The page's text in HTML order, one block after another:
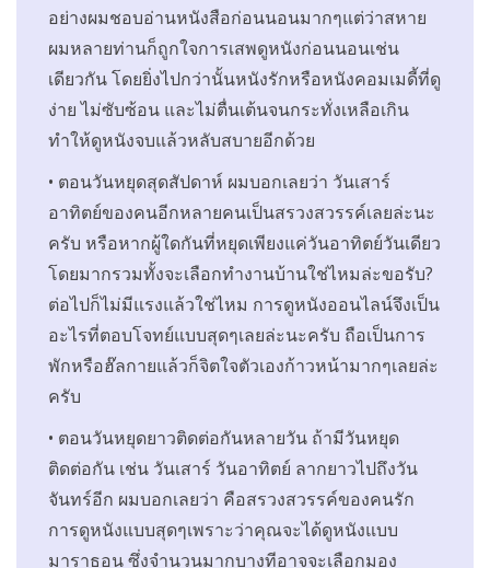
อย่างผมชอบอ่านหนังสือก่อนนอนมากๆแต่ว่าสหาย
ผมหลายท่านก็ถูกใจการเสพดูหนังก่อนนอนเช่น
เดียวกัน โดยยิ่งไปกว่านั้นหนังรักหรือหนังคอมเมดี้ที่ดู
ง่าย ไม่ซับซ้อน และไม่ตื่นเต้นจนกระทั่งเหลือเกิน
ทำให้ดูหนังจบแล้วหลับสบายอีกด้วย
• ตอนวันหยุดสุดสัปดาห์ ผมบอกเลยว่า วันเสาร์
อาทิตย์ของคนอีกหลายคนเป็นสรวงสวรรค์เลยล่ะนะ
ครับ หรือหากผู้ใดกันที่หยุดเพียงแค่วันอาทิตย์วันเดียว
โดยมากรวมทั้งจะเลือกทำงานบ้านใช่ไหมล่ะขอรับ?
ต่อไปก็ไม่มีแรงแล้วใช่ไหม การดูหนังออนไลน์จึงเป็น
อะไรที่ตอบโจทย์แบบสุดๆเลยล่ะนะครับ ถือเป็นการ
พักหรือฮ๊ลกายแล้วก็จิตใจตัวเองก้าวหน้ามากๆเลยล่ะ
ครับ
• ตอนวันหยุดยาวติดต่อกันหลายวัน ถ้ามีวันหยุด
ติดต่อกัน เช่น วันเสาร์ วันอาทิตย์ ลากยาวไปถึงวัน
จันทร์อีก ผมบอกเลยว่า คือสรวงสวรรค์ของคนรัก
การดูหนังแบบสุดๆเพราะว่าคุณจะได้ดูหนังแบบ
มาราธอน ซึ่งจำนวนมากบางทีอาจจะเลือกมอง